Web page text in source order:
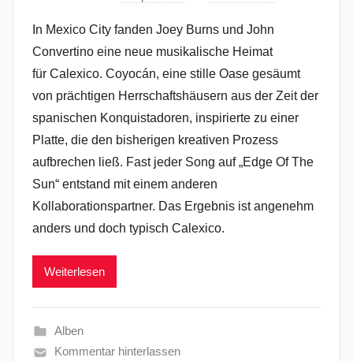
In Mexico City fanden Joey Burns und John
Convertino eine neue musikalische Heimat
für Calexico. Coyocán, eine stille Oase gesäumt
von prächtigen Herrschaftshäusern aus der Zeit der
spanischen Konquistadoren, inspirierte zu einer
Platte, die den bisherigen kreativen Prozess
aufbrechen ließ. Fast jeder Song auf „Edge Of The
Sun“ entstand mit einem anderen
Kollaborationspartner. Das Ergebnis ist angenehm
anders und doch typisch Calexico.
Weiterlesen
Alben
Kommentar hinterlassen